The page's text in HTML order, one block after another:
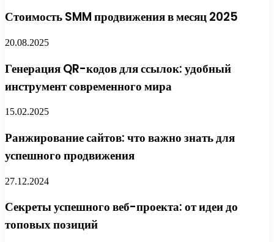
Стоимость SMM продвижения в месяц 2025
20.08.2025
Генерация QR-кодов для ссылок: удобный
инструмент современного мира
15.02.2025
Ранжирование сайтов: что важно знать для
успешного продвижения
27.12.2024
Секреты успешного веб-проекта: от идеи до
топовых позиций